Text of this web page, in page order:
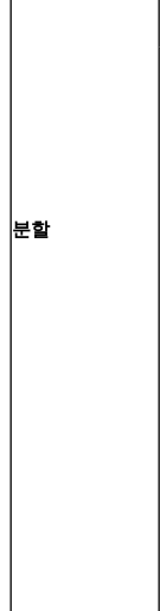
분할